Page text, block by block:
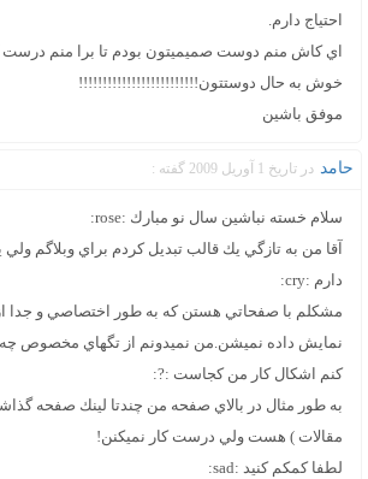
احتياج دارم.
اي كاش منم دوست صميميتون بودم تا برا منم
خوش به حال دوستتون!!!!!!!!!!!!!!!!!!!!!!!!!
موفق باشين
حامد در تاریخ 1 آوریل 2009 گفته :
سلام خسته نباشين سال نو مبارك :rose:
آقا من به تازگي يك قالب تبديل كردم براي وبلاگم
دارم :cry:
مشكلم با صفحاتي هستن كه به طور اختصاصي و جدا
نمايش داده نميشن.من نميدونم از تگهاي مخصوص چه
كنم اشكال كار من كجاست :?:
به طور مثال در بالاي صفحه من چندتا لينك صفحه
مقالات ) هست ولي درست كار نميكنن!
لطفا كمكم كنيد :sad: